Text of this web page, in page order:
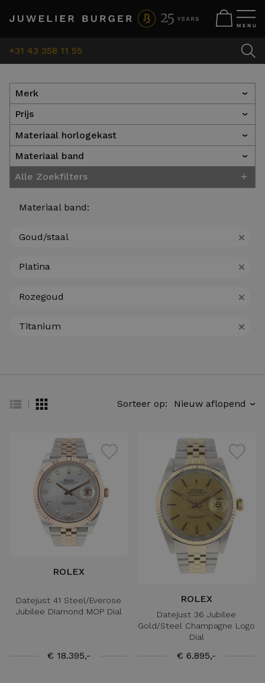
+31 43 358 11 55
Merk ›
Prijs ›
Materiaal horlogekast ›
Materiaal band ›
Alle Zoekfilters +
Materiaal band:
Goud/staal +
Platina +
Rozegoud +
Titanium +
| Sorteer op: ›
ROLEX
Datejust 41 Steel/Everose
Jubilee Diamond MOP Dial
€ 18.395,-
ROLEX
Datejust 36 Jubilee
Gold/Steel Champagne Logo
Dial
€ 6.895,-